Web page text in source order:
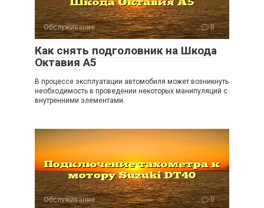
Обслуживание 0
Как снять подголовник на Шкода
Октавия А5
В процессе эксплуатации автомобиля может возникнуть
необходимость в проведении некоторых манипуляций с
внутренними элементами.
Обслуживание 0